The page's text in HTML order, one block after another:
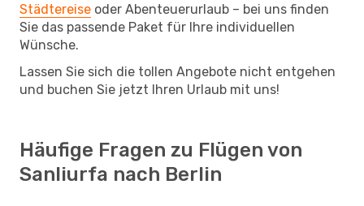
Städtereise oder Abenteuerurlaub – bei uns finden
Sie das passende Paket für Ihre individuellen
Wünsche.
Lassen Sie sich die tollen Angebote nicht entgehen
und buchen Sie jetzt Ihren Urlaub mit uns!
Häufige Fragen zu Flügen von
Sanliurfa nach Berlin